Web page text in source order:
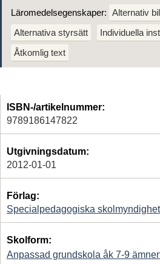
Läromedelsegenskaper: Alternativ
Alternativa styrsätt
Individuella
Åtkomlig text
ISBN-/artikelnummer:
9789186147822
Utgivningsdatum:
2012-01-01
Förlag:
Specialpedagogiska
Skolform:
Anpassad grundskola åk 7-9